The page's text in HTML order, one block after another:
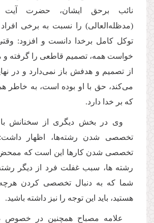
نائب برحق ایشان،‌ حضرت آیت
(مدظله‌العالی) را نسبت به برخی
توكل كامل برخدا دانست و افزود:
خواست همه، تصمیم قاطعی را گرفته و
از تصمیم و هدفش باز نمی‌دارد و در
می‌كند، حق با او بوده است، به خاطر
كه بر خدا دارد.
وی در بخش دیگری از سخنانش با
تخصصی شدن رشته‌ها، اظهار
تخصصی شدن كارها این است كه
رشته ها، سبب غفلت فرد از دیگر
شما كه به دنبال تخصصی كردن هرچه
هستید، باید این توجه را نیز داشته باشید.
علامه مصباح همچنین در خصوص